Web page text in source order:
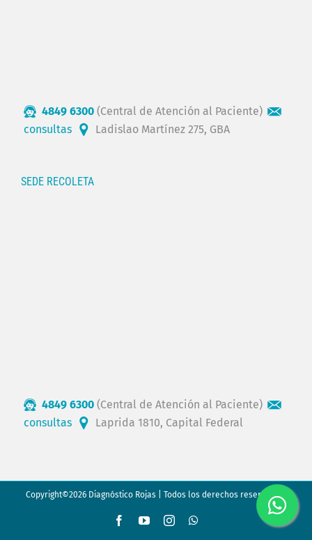
4849 6300 (Central de Atención al Paciente)
consultas
Ladislao Martínez 275, GBA
SEDE RECOLETA
4849 6300 (Central de Atención al Paciente)
consultas
Laprida 1810, Capital Federal
Copyright©2026 Diagnóstico Rojas | Todos los derechos reservados.
FacebookYouTubeInstagramWhatsApp